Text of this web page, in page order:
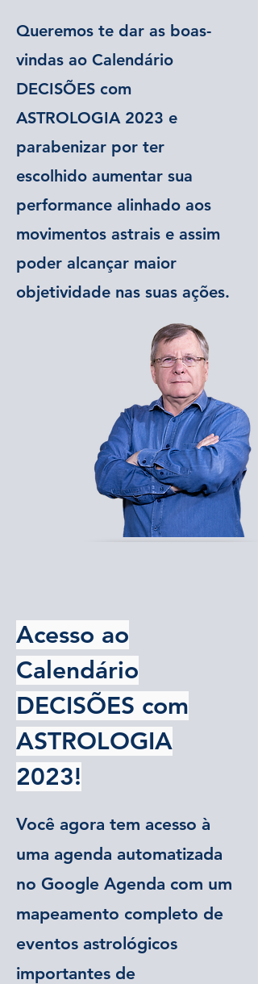
Queremos te dar as boas-
vindas ao Calendário
DECISÕES com
ASTROLOGIA 2023 e
parabenizar por ter
escolhido aumentar sua
performance alinhado aos
movimentos astrais e assim
poder alcançar maior
objetividade nas suas ações.
Acesso ao
Calendário
DECISÕES com
ASTROLOGIA
2023!
Você agora tem acesso à
uma agenda automatizada
no Google Agenda com um
mapeamento completo de
eventos astrológicos
importantes de